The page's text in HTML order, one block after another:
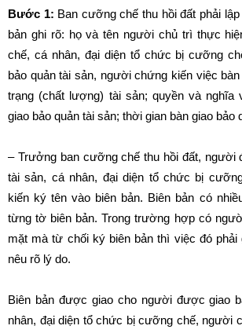
Bước 1: Ban cưỡng chế thu hồi đất phải
bản ghi rõ: họ và tên người chủ trì thực
chế, cá nhân, đại diện tổ chức bị cưỡng
bảo quản tài sản, người chứng kiến việc
trạng (chất lượng) tài sản; quyền và
giao bảo quản tài sản; thời gian bàn giao bảo
– Trưởng ban cưỡng chế thu hồi đất, người
tài sản, cá nhân, đại diện tổ chức bị
kiến ký tên vào biên bản. Biên bản có
từng tờ biên bản. Trong trường hợp có
mặt mà từ chối ký biên bản thì việc đó phải
nêu rõ lý do.
Biên bản được giao cho người được giao
nhân, đại diện tổ chức bị cưỡng chế, người